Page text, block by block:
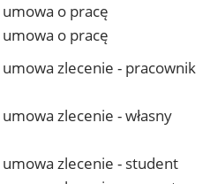
o pracę
o pracę
zlecenie - pracownik
zlecenie - własny
zlecenie - student